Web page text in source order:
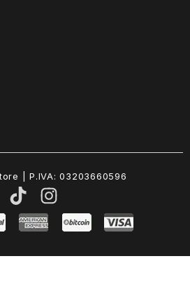
| P.IVA: 03203660596